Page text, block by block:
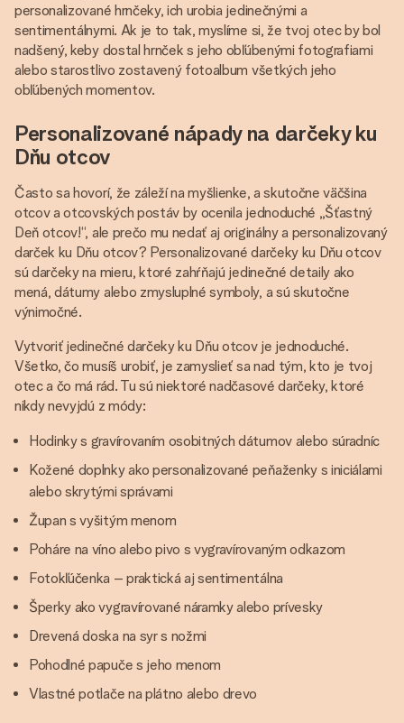
personalizované hrnčeky, ich urobia jedinečnými a
sentimentálnymi. Ak je to tak, myslíme si, že tvoj otec by bol
nadšený, keby dostal hrnček s jeho obľúbenými fotografiami
alebo starostlivo zostavený fotoalbum všetkých jeho
obľúbených momentov.
Personalizované nápady na darčeky ku
Dňu otcov
Často sa hovorí, že záleží na myšlienke, a skutočne väčšina
otcov a otcovských postáv by ocenila jednoduché „Šťastný
Deň otcov!“, ale prečo mu nedať aj originálny a personalizovaný
darček ku Dňu otcov? Personalizované darčeky ku Dňu otcov
sú darčeky na mieru, ktoré zahŕňajú jedinečné detaily ako
mená, dátumy alebo zmysluplné symboly, a sú skutočne
výnimočné.
Vytvoriť jedinečné darčeky ku Dňu otcov je jednoduché.
Všetko, čo musíš urobiť, je zamyslieť sa nad tým, kto je tvoj
otec a čo má rád. Tu sú niektoré nadčasové darčeky, ktoré
nikdy nevyjdú z módy:
Hodinky s gravírovaním osobitných dátumov alebo súradníc
Kožené doplnky ako personalizované peňaženky s iniciálami
alebo skrytými správami
Župan s vyšitým menom
Poháre na víno alebo pivo s vygravírovaným odkazom
Fotokľúčenka – praktická aj sentimentálna
Šperky ako vygravírované náramky alebo prívesky
Drevená doska na syr s nožmi
Pohodlné papuče s jeho menom
Vlastné potlače na plátno alebo drevo